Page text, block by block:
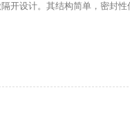
开设计。其结构简单，密封